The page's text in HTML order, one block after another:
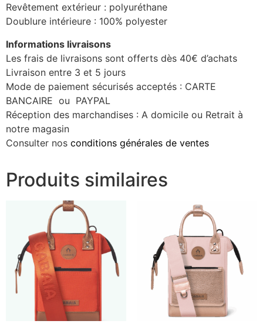
Revêtement extérieur : polyuréthane
Doublure intérieure : 100% polyester
Informations livraisons
Les frais de livraisons sont offerts dès 40€ d’achats
Livraison entre 3 et 5 jours
Mode de paiement sécurisés acceptés : CARTE
BANCAIRE ou PAYPAL
Réception des marchandises : A domicile ou Retrait à
notre magasin
Consulter nos conditions générales de ventes
Produits similaires